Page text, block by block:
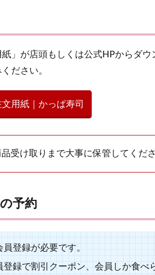
」が店頭もしくは公式HPからダウ
ださい。
用紙｜かっぱ寿司
受け取りまで大事に保管してくださ
予約
員登録が必要です。
録で割引クーポン、会員しか食べ